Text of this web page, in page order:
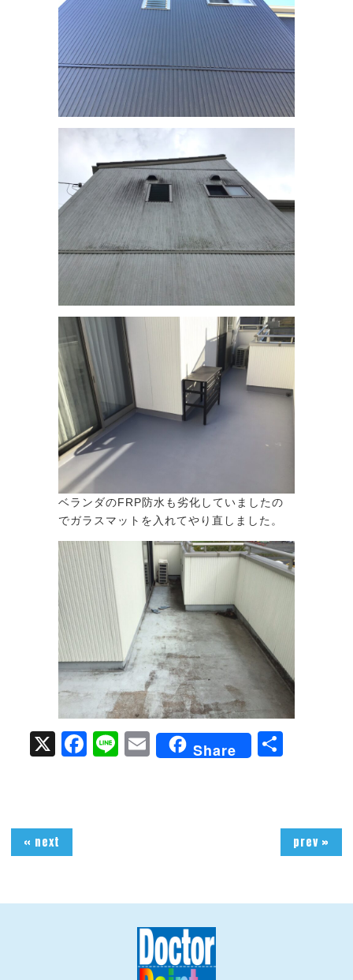
ベランダのFRP防水も劣化していましたの
でガラスマットを入れてやり直しました。
X Facebook
LineEmail
Share
« next prev »